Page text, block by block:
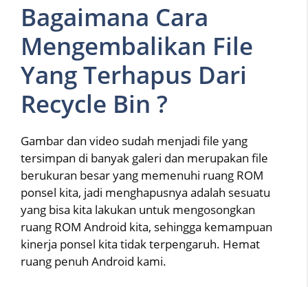
Bagaimana Cara
Mengembalikan File
Yang Terhapus Dari
Recycle Bin ?
Gambar dan video sudah menjadi file yang
tersimpan di banyak galeri dan merupakan file
berukuran besar yang memenuhi ruang ROM
ponsel kita, jadi menghapusnya adalah sesuatu
yang bisa kita lakukan untuk mengosongkan
ruang ROM Android kita, sehingga kemampuan
kinerja ponsel kita tidak terpengaruh. Hemat
ruang penuh Android kami.